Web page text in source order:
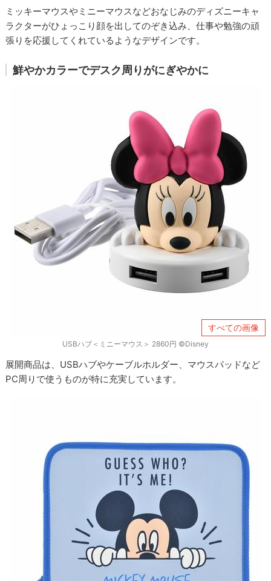
ミッキーマウスやミニーマウスなどおなじみのディズニーキャ
ラクターがひょっこり顔を出してのぞき込み、仕事や勉強の頑
張りを応援してくれているようなデザインです。
鮮やかカラーでデスク周りがにぎやかに
すべての画像
USBハブ＜ミニーマウス＞ 2860円 ©Disney
展開商品は、USBハブやケーブルホルダー、マウスパッドなど
PC周りで使うものが特に充実しています。